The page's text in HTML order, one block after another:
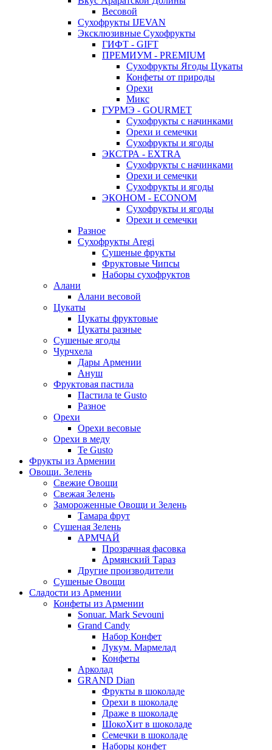
Весовой
Сухофрукты IJEVAN
Эксклюзивные Сухофрукты
ГИФТ - GIFT
ПРЕМИУМ - PREMIUM
Сухофрукты Ягоды Цукаты
Конфеты от природы
Орехи
Микс
ГУРМЭ - GOURMET
Сухофрукты с начинками
Орехи и семечки
Сухофрукты и ягоды
ЭКСТРА - EXTRA
Сухофрукты с начинками
Орехи и семечки
Сухофрукты и ягоды
ЭКОНОМ - ECONOM
Сухофрукты и ягоды
Орехи и семечки
Разное
Сухофрукты Aregi
Сушеные фрукты
Фруктовые Чипсы
Наборы сухофруктов
Алани
Алани весовой
Цукаты
Цукаты фруктовые
Цукаты разные
Сушеные ягоды
Чурчхела
Дары Армении
Ануш
Фруктовая пастила
Пастила te Gusto
Разное
Орехи
Орехи весовые
Орехи в меду
Te Gusto
Фрукты из Армении
Овощи. Зелень
Свежие Овощи
Свежая Зелень
Замороженные Овощи и Зелень
Тамара фрут
Сушеная Зелень
АРМЧАЙ
Прозрачная фасовка
Армянский Тараз
Другие производители
Сушеные Овощи
Сладости из Армении
Конфеты из Армении
Sonuar. Mark Sevouni
Grand Candy
Набор Конфет
Лукум. Мармелад
Конфеты
Арколад
GRAND Dian
Фрукты в шоколаде
Орехи в шоколаде
Драже в шоколаде
ШокоХит в шоколаде
Семечки в шоколаде
Наборы конфет